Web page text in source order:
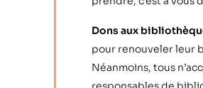
Dons aux
pour renouveler leur
Néanmoins, tous